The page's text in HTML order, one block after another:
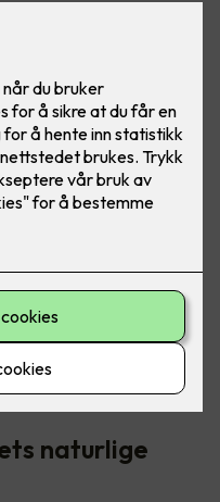
lysmengde - fra "polar
belysning blir så
naturlige